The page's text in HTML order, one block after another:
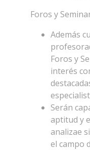
Foros y
Además
Foros y
interés
Serán
aptitud y
analizae
el campo